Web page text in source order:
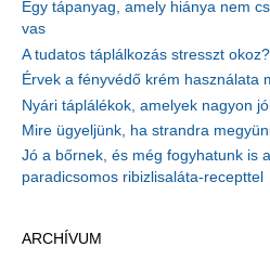
Egy tápanyag, amely hiánya nem
vas
A tudatos táplálkozás stresszt okoz?
Érvek a fényvédő krém használata
Nyári táplálékok, amelyek nagyon
Mire ügyeljünk, ha strandra
Jó a bőrnek, és még fogyhatunk is
paradicsomos ribizlisaláta-recepttel
ARCHÍVUM